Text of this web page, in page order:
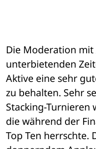
Die Moderation mit
unterbietenden
Aktive eine sehr
zu behalten. Sehr
Stacking-Turnieren
die während der
Top Ten herrschte.